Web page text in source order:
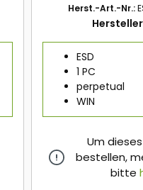
Herst.-Art.-Nr.:
ESD
1 PC
perpetual
WIN
Um
bestellen,
bitte